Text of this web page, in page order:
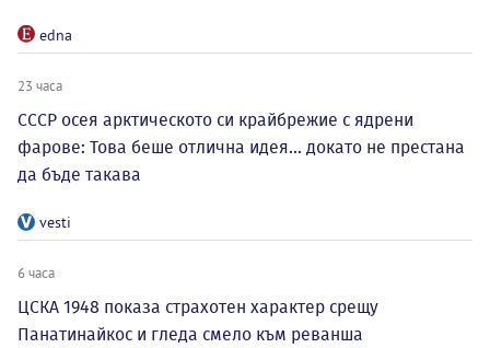
edna
23 часа
СССР осея арктическото си крайбрежие с ядрени
фарове: Това беше отлична идея... докато не престана
да бъде такава
vesti
6 часа
ЦСКА 1948 показа страхотен характер срещу
Панатинайкос и гледа смело към реванша